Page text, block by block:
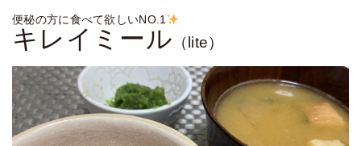
便秘の方に食べて欲しいNO.1
キレイミール （lite）